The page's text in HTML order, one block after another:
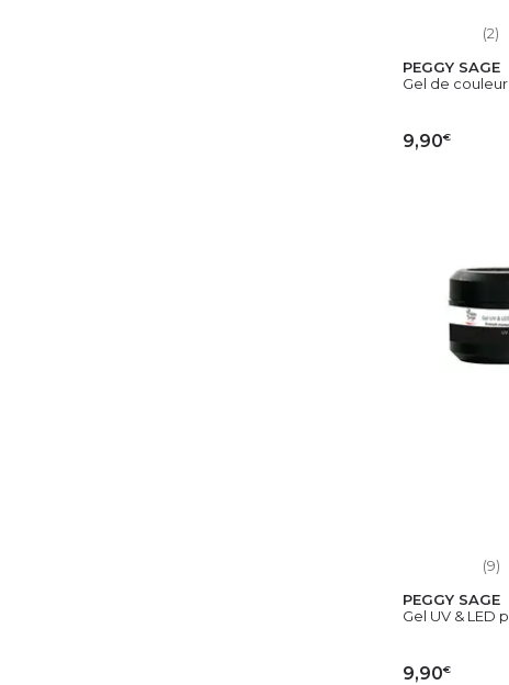
(2)
PEGGY SAGE
Gel de couleur
9,90€
(9)
PEGGY SAGE
Gel UV & LED
9,90€